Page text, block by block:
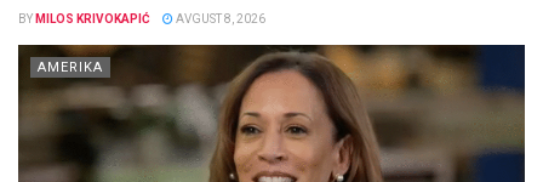
BY MILOS KRIVOKAPIĆ AVGUST 8, 2026
AMERIKA